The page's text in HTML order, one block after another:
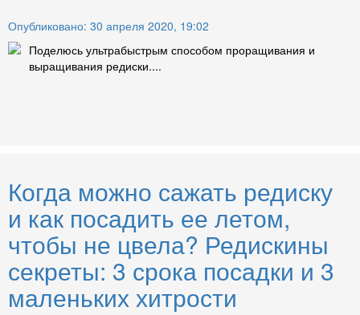
Опубликовано: 30 апреля 2020, 19:02
Поделюсь ультрабыстрым способом проращивания и
выращивания редиски....
Когда можно сажать редиску
и как посадить ее летом,
чтобы не цвела? Редискины
секреты: 3 срока посадки и 3
маленьких хитрости